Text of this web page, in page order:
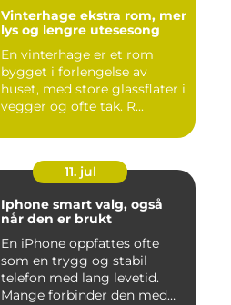
Vinterhage ekstra rom, mer
lys og lengre utesesong
En vinterhage er et rom
bygget i forlengelse av
huset, med store glassflater i
vegger og ofte tak. R...
11. jul
Iphone smart valg, også
når den er brukt
En iPhone oppfattes ofte
som en trygg og stabil
telefon med lang levetid.
Mange forbinder den med